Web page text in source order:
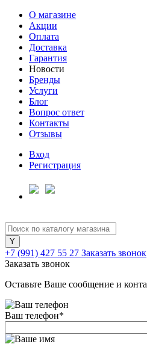
О магазине
Акции
Оплата
Доставка
Гарантия
Новости
Бренды
Услуги
Блог
Вопрос ответ
Контакты
Отзывы
Вход
Регистрация
+7 (991) 427 55 27 Заказать звонок
Заказать звонок
Оставьте Ваше сообщение и
Ваш телефон*